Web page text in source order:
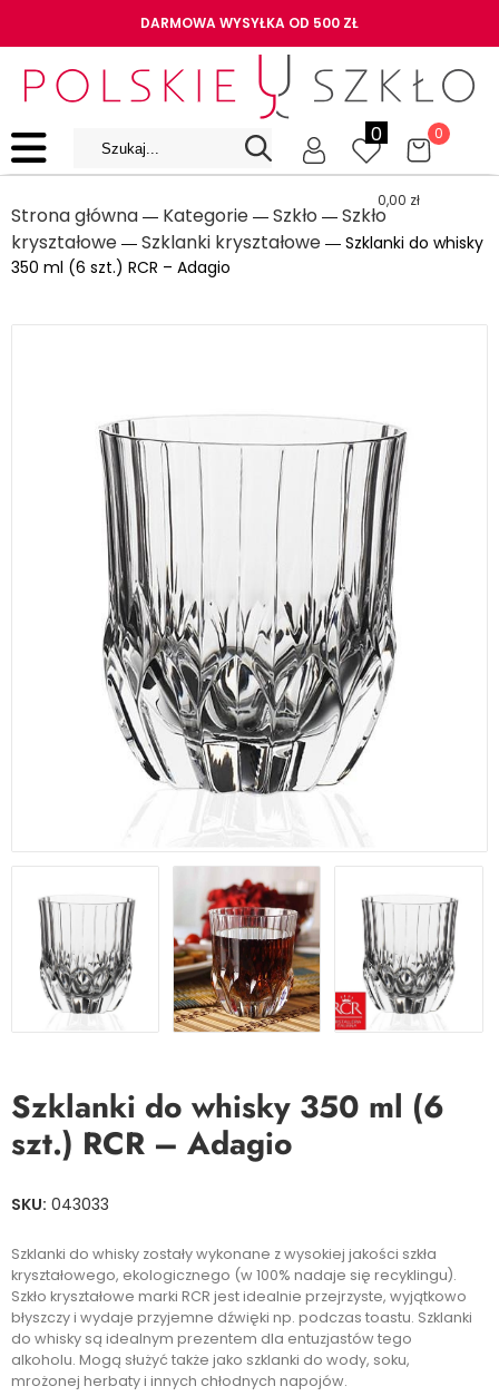
DARMOWA WYSYŁKA OD 500 ZŁ
0 0
0,00 zł
Strona główna ― Kategorie ― Szkło ― Szkło
kryształowe ― Szklanki kryształowe ― Szklanki do whisky
350 ml (6 szt.) RCR – Adagio
Szklanki do whisky 350 ml (6
szt.) RCR – Adagio
SKU: 043033
Szklanki do whisky zostały wykonane z wysokiej jakości szkła
kryształowego, ekologicznego (w 100% nadaje się recyklingu).
Szkło kryształowe marki RCR jest idealnie przejrzyste, wyjątkowo
błyszczy i wydaje przyjemne dźwięki np. podczas toastu. Szklanki
do whisky są idealnym prezentem dla entuzjastów tego
alkoholu. Mogą służyć także jako szklanki do wody, soku,
mrożonej herbaty i innych chłodnych napojów.